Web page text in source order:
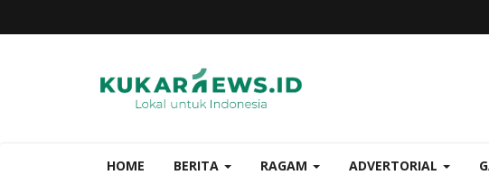
HOME BERITA RAGAM ADVERTORIAL